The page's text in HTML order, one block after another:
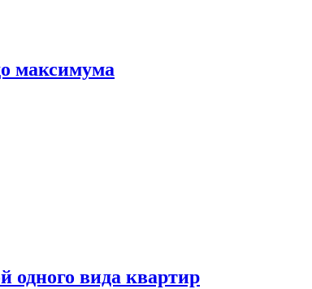
максимума
одного вида квартир